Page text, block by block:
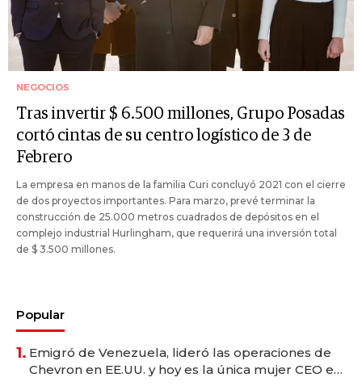
NEGOCIOS
Tras invertir $ 6.500 millones, Grupo Posadas
cortó cintas de su centro logístico de 3 de
Febrero
La empresa en manos de la familia Curi concluyó 2021 con el cierre
de dos proyectos importantes. Para marzo, prevé terminar la
construcción de 25.000 metros cuadrados de depósitos en el
complejo industrial Hurlingham, que requerirá una inversión total
de $ 3.500 millones.
Popular
1. Emigró de Venezuela, lideró las operaciones de
Chevron en EE.UU. y hoy es la única mujer CEO en